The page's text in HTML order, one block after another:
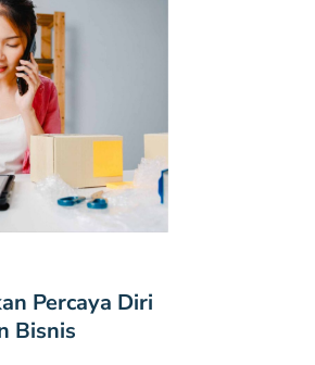
Percaya Diri
Bisnis